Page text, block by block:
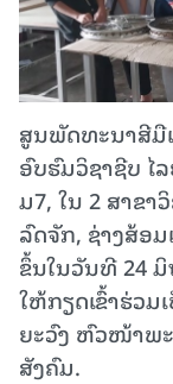
ສູນພັດທະນາສີມື
ອົບຮົມວິຊາຊີບ ໄ
ມ7, ໃນ 2 ສາຂາ
ລົດຈັກ, ຊ່າງສ້ອ
ຂຶ້ນໃນວັນທີ 24
ໃຫ້ກຽດເຂົ້າຮ່ວ
ຍະວົງ ຫົວໜ້າພ
ສັງຄົມ.